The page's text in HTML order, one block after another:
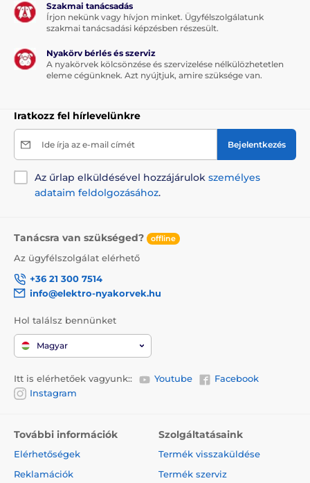
Szakmai tanácsadás
Írjon nekünk vagy hívjon minket. Ügyfélszolgálatunk
szakmai tanácsadási képzésben részesült.
Nyakörv bérlés és szerviz
A nyakörvek kölcsönzése és szervizelése nélkülözhetetlen
eleme cégünknek. Azt nyújtjuk, amire szüksége van.
Iratkozz fel hírlevelünkre
Ide írja az e-mail címét Bejelentkezés
Az űrlap elküldésével hozzájárulok személyes
adataim feldolgozásához.
Tanácsra van szükséged? offline
Az ügyfélszolgálat elérhető
+36 21 300 7514
info@elektro-nyakorvek.hu
Hol találsz bennünket
Magyar
Itt is elérhetőek vagyunk:: Youtube
Facebook
Instagram
További információk
Elérhetőségek
Reklamációk
Szolgáltatásaink
Termék visszaküldése
Termék szerviz